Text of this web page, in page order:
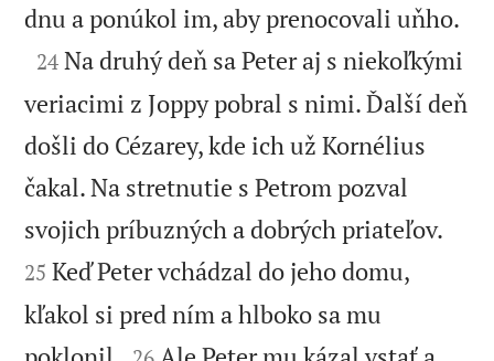
dnu a ponúkol im, aby prenocovali uňho.

24 Na druhý deň sa Peter aj s niekoľkými
veriacimi z Joppy pobral s nimi. Ďalší deň
došli do Cézarey, kde ich už Kornélius
čakal. Na stretnutie s Petrom pozval
svojich príbuzných a dobrých priateľov.
25 Keď Peter vchádzal do jeho domu,
kľakol si pred ním a hlboko sa mu